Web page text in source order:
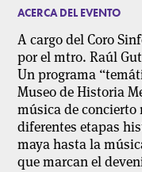
ACERCA DEL EVENTO
A cargo del Coro
por el mtro. Raúl
Un programa
Museo de Historia
música de
diferentes etapas
maya hasta la
que marcan el